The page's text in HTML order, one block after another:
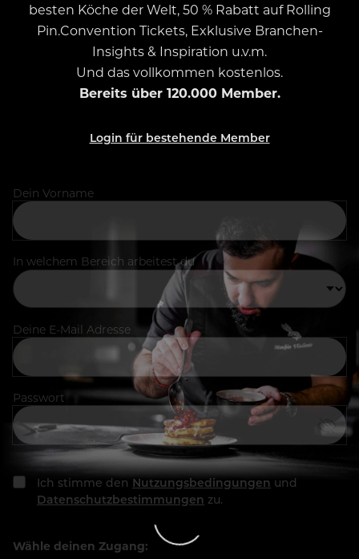
besten Köche der Welt, 50 % Rabatt auf Rolling
Pin.Convention Tickets, Exklusive Branchen-
Insights & Inspiration u.v.m.
Und das vollkommen kostenlos.
Bereits über 120.000 Member.
Login für bestehende Member
Dein Vorname
In welchem Bereich arbeitest du
Deine E-Mail Adresse
Passwort
Ich stimme den Nutzungsbedingungen und
Datenschutzbestimmungen zu.
Wähle deinen Zugang: